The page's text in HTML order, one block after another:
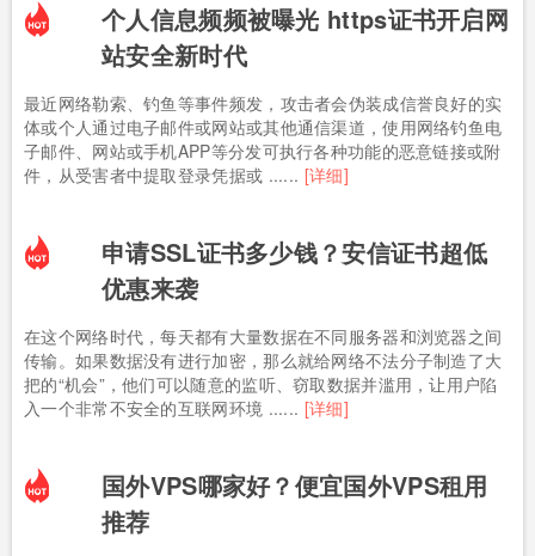
个人信息频频被曝光 https证书开启网
站安全新时代
最近网络勒索、钓鱼等事件频发，攻击者会伪装成信誉良好的实
体或个人通过电子邮件或网站或其他通信渠道，使用网络钓鱼电
子邮件、网站或手机APP等分发可执行各种功能的恶意链接或附
件，从受害者中提取登录凭据或 ...... [详细]
申请SSL证书多少钱？安信证书超低
优惠来袭
在这个网络时代，每天都有大量数据在不同服务器和浏览器之间
传输。如果数据没有进行加密，那么就给网络不法分子制造了大
把的“机会”，他们可以随意的监听、窃取数据并滥用，让用户陷
入一个非常不安全的互联网环境 ...... [详细]
国外VPS哪家好？便宜国外VPS租用
推荐